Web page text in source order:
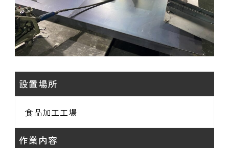
設置場所
食品加工工場
作業内容